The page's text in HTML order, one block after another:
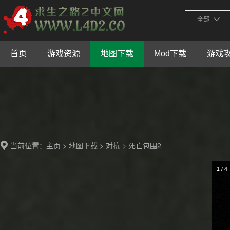
全部
首页 游戏资源 地图下载 Mod下载 游戏
当前位置： 主页 > 地图下载 > 对抗 > 死亡包围2
1 / 4